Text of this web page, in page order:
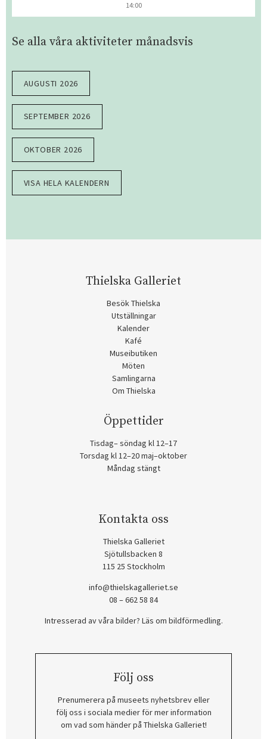
14:00
Se alla våra aktiviteter månadsvis
AUGUSTI 2026
SEPTEMBER 2026
OKTOBER 2026
VISA HELA KALENDERN
Thielska Galleriet
Besök Thielska
Utställningar
Kalender
Kafé
Museibutiken
Möten
Samlingarna
Om Thielska
Öppettider
Tisdag– söndag kl 12–17
Torsdag kl 12–20 maj–oktober
Måndag stängt
Kontakta oss
Thielska Galleriet
Sjötullsbacken 8
115 25 Stockholm
info@thielskagalleriet.se
08 – 662 58 84
Intresserad av våra bilder? Läs om bildförmedling.
Följ oss
Prenumerera på museets nyhetsbrev eller
följ oss i sociala medier för mer information
om vad som händer på Thielska Galleriet!